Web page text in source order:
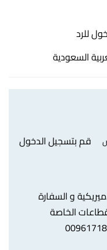
للرد
السعودية
قم بتسجيل الدخول
و السفارة
الخاصة